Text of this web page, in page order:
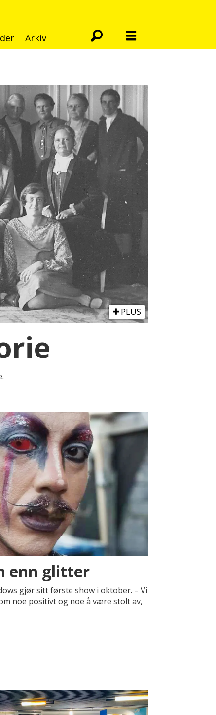
Arkiv
PLUS
enn glitter
gjør sitt første show i oktober. – Vi
noe positivt og noe å være stolt av,